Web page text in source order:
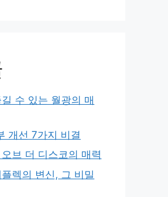
수 있는 월광의 매
개선 7가지 비결
브 더 디스코의 매력
렉의 변신, 그 비밀